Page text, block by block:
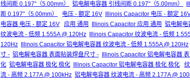
线间距 0.197"（5.00mm）
铝电解电容器 引线间距 0.197"（5.00mm）
距 0.197"（5.00mm）
电压 - 额定 16V Illinois Capacitor 电压 - 额定
电容器 电压 - 额定 16V
应用 通用 Illinois Capacitor 应用 通用 铝电解电
纹波电流 - 低频 1.555A @ 120Hz
Illinois Capacitor 纹波电流 - 低频
120Hz
Illinois Capacitor 铝电解电容器 纹波电流 - 低频 1.555A @ 120Hz
寸 - 铝电解电容器 表面贴装焊盘尺寸 - Illinois Capacitor 铝电解电容器
化 铝电解电容器 极化 极化 Illinois Capacitor 铝电解电容器 极化 极化
流 - 高频 2.177A @ 100kHz 铝电解电容器 纹波电流 - 高频 2.177A @